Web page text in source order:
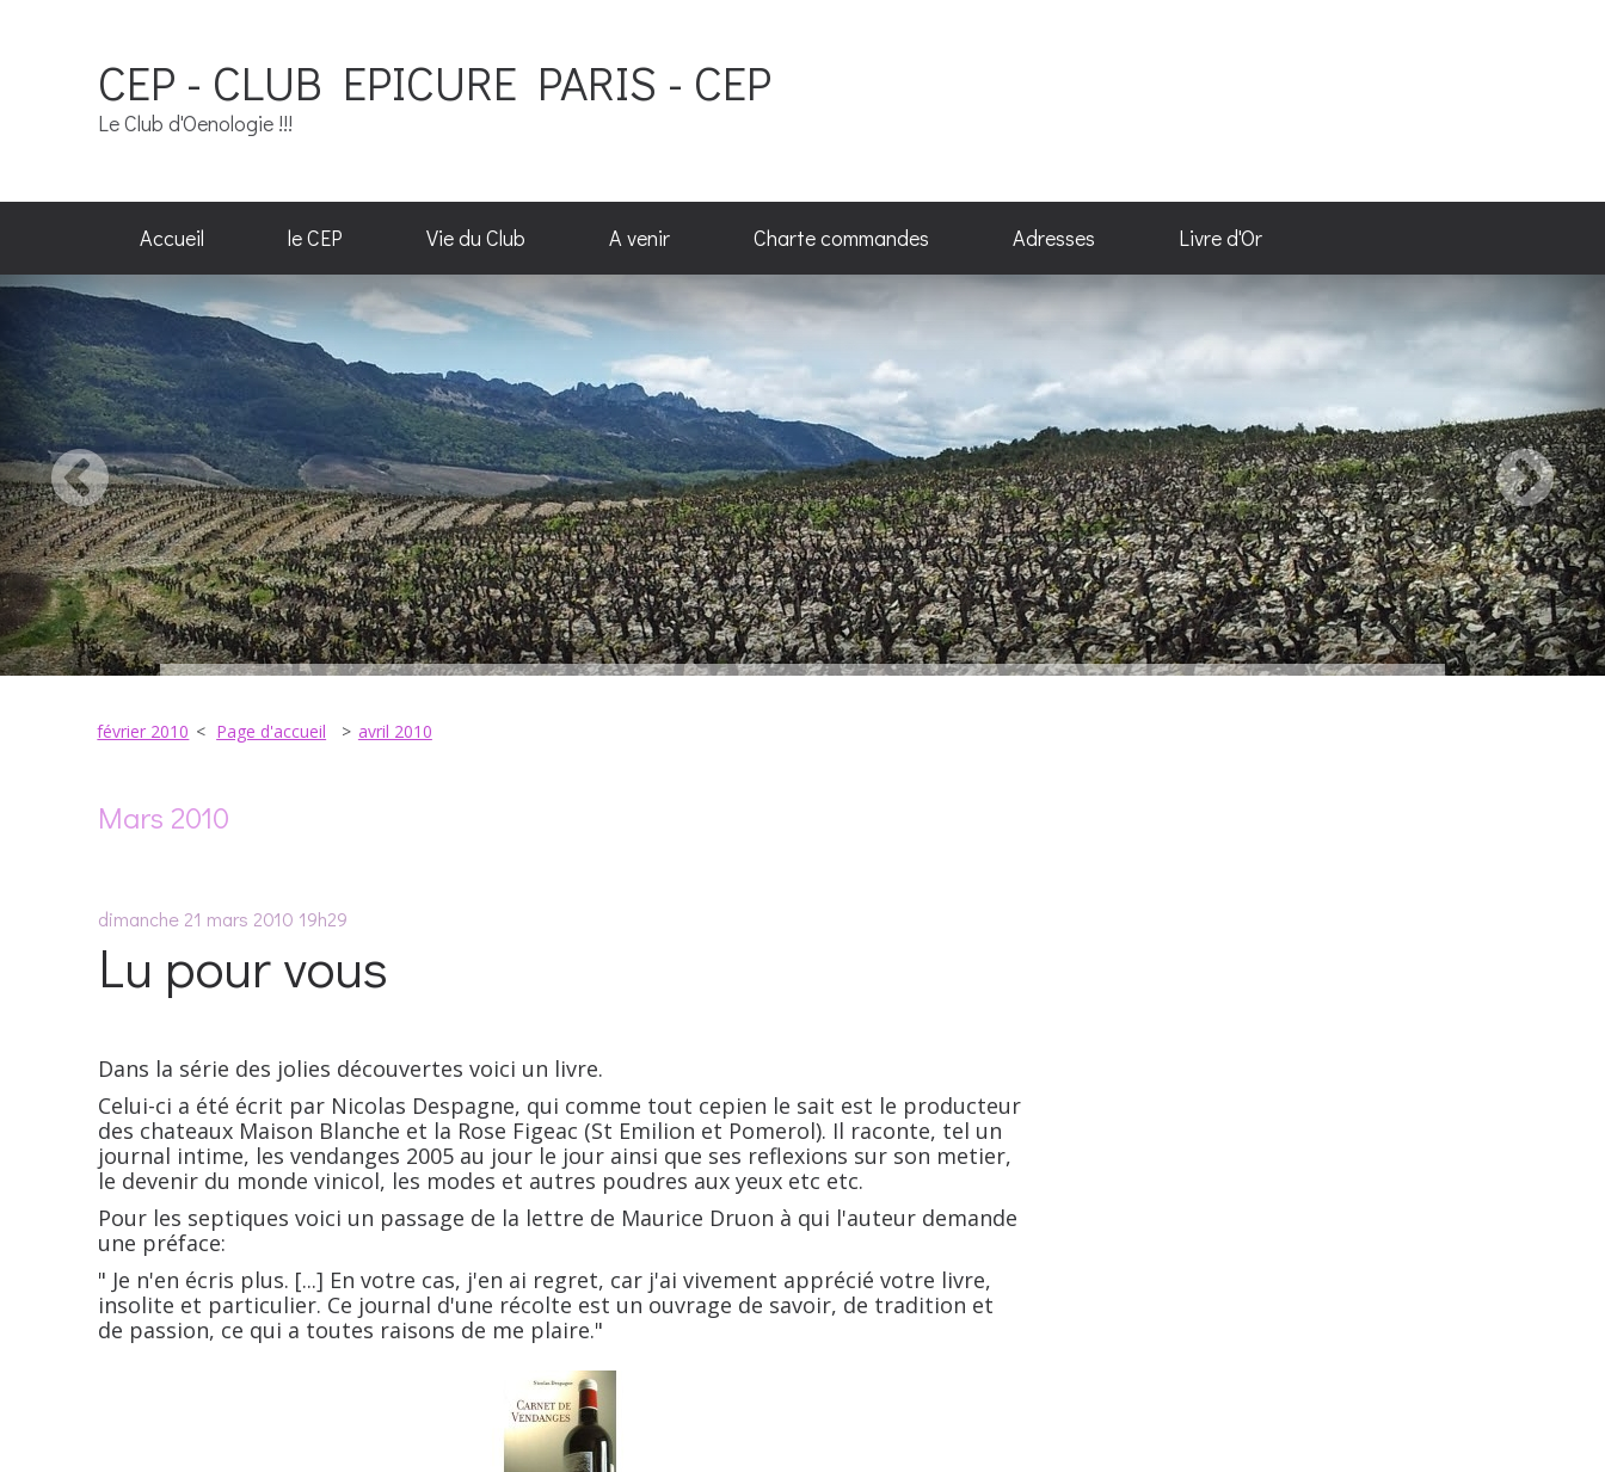
CEP - CLUB EPICURE PARIS - CEP
Le Club d'Oenologie !!!
Accueil le CEP Vie du Club A venir Charte commandes Adresses Livre d'Or
février 2010 Page d'accueil avril 2010
Mars 2010
dimanche 21 mars 2010 19h29
Lu pour vous
Dans la série des jolies découvertes voici un livre.
Celui-ci a été écrit par Nicolas Despagne, qui comme tout cepien le sait est le producteur
des chateaux Maison Blanche et la Rose Figeac (St Emilion et Pomerol). Il raconte, tel un
journal intime, les vendanges 2005 au jour le jour ainsi que ses reflexions sur son metier,
le devenir du monde vinicol, les modes et autres poudres aux yeux etc etc.
Pour les septiques voici un passage de la lettre de Maurice Druon à qui l'auteur demande
une préface:
" Je n'en écris plus. [...] En votre cas, j'en ai regret, car j'ai vivement apprécié votre livre,
insolite et particulier. Ce journal d'une récolte est un ouvrage de savoir, de tradition et
de passion, ce qui a toutes raisons de me plaire."